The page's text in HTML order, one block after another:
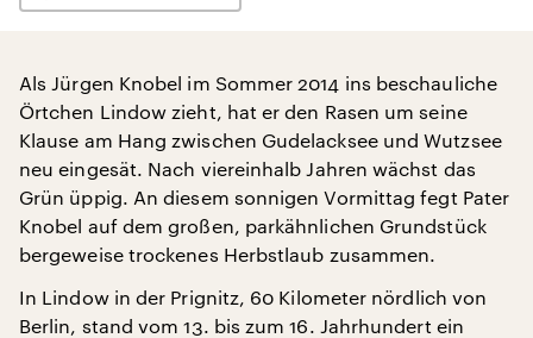
Als Jürgen Knobel im Sommer 2014 ins beschauliche
Örtchen Lindow zieht, hat er den Rasen um seine
Klause am Hang zwischen Gudelacksee und Wutzsee
neu eingesät. Nach viereinhalb Jahren wächst das
Grün üppig. An diesem sonnigen Vormittag fegt Pater
Knobel auf dem großen, parkähnlichen Grundstück
bergeweise trockenes Herbstlaub zusammen.
In Lindow in der Prignitz, 60 Kilometer nördlich von
Berlin, stand vom 13. bis zum 16. Jahrhundert ein